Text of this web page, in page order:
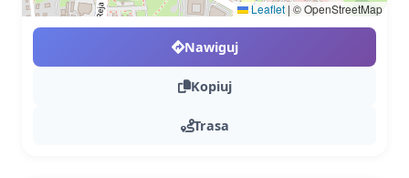
Leaflet | © OpenStreetMap
Nawiguj
Kopiuj
Trasa